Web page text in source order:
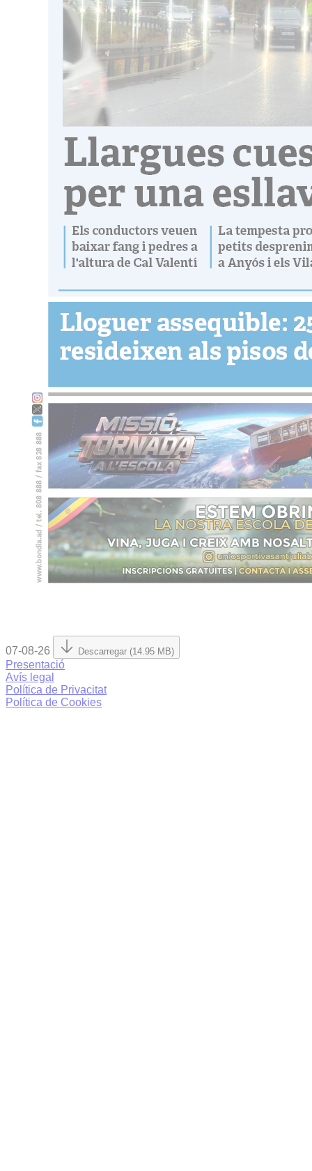
07-08-26 Descarregar (14.95 MB)
Presentació
Avís legal
Política de Privacitat
Política de Cookies